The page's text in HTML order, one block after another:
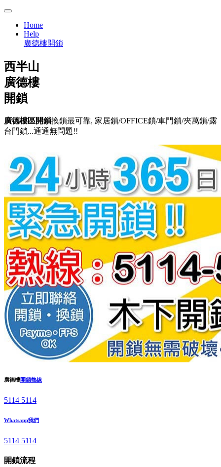
Home
Help
廣德樓開鎖
西半山
廣德樓
開鎖
廣德樓區開鎖換鎖最可靠, 家居鎖/OFFICE鎖/車門鎖/夾萬鎖/露
台門鎖...通通無問題!!
廣德樓開鎖熱線
5114 5114
Whatsapp我們
5114 5114
開鎖流程